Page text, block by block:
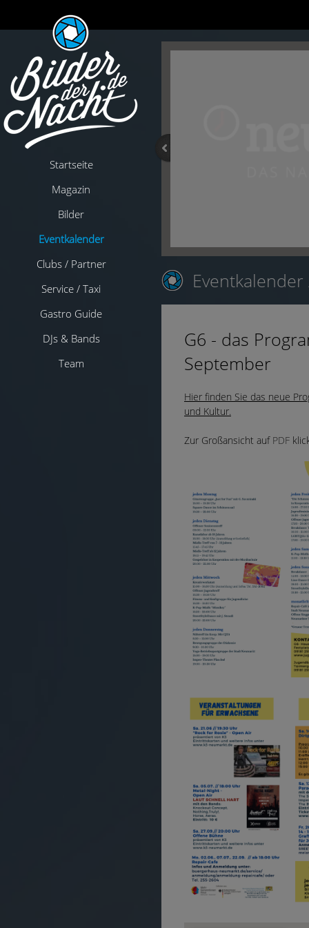
Startseite
Magazin
Bilder
Eventkalender
Clubs / Partner
Service / Taxi
Gastro Guide
DJs & Bands
Team
Eventkalender
G6 - das
September
Hier finden Sie das neue
und Kultur.
Zur Großansicht auf PDF